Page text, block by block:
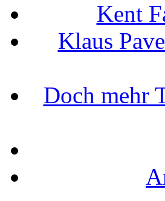
Kent
Klaus
Doch mehr